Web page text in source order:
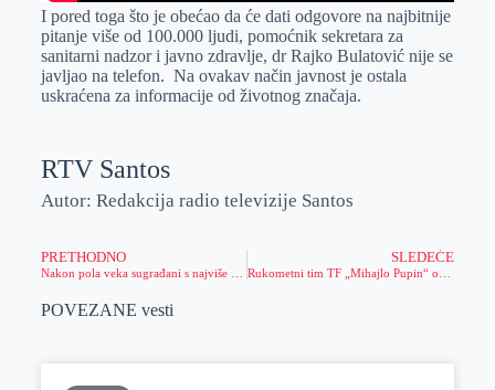
I pored toga što je obećao da će dati odgovore na najbitnije
pitanje više od 100.000 ljudi, pomoćnik sekretara za
sanitarni nadzor i javno zdravlje, dr Rajko Bulatović nije se
javljao na telefon. Na ovakav način javnost je ostala
uskraćena za informacije od životnog značaja.
RTV Santos
Autor: Redakcija radio televizije Santos
PRETHODNO SLEDEĆE
POVEZANE vesti